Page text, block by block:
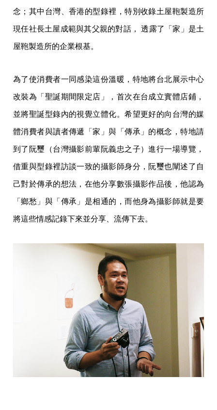
念；其中台灣、香港的型錄裡，特別收錄土屋鞄製造所
現任社長土屋成範與其父親的對話， 透露了「家」是土
屋鞄製造所的企業根基。
為了使消費者一同感染這份溫暖，特地將台北展示中心
改裝為「聖誕期間限定店」，首次在台成立實體店鋪，
並將聖誕型錄內的視覺立體化。希望更好的向台灣的媒
體消費者與讀者傳遞「家」與「傳承」的概念，特地請
到了阮璽（台灣攝影前輩阮義忠之子）進行一場導覽，
借重與型錄裡訪談一致的攝影師身分，阮璽也闡述了自
己對於傳承的想法，在他分享數張攝影作品後，他認為
「鄉愁」與「傳承」是相通的，而他身為攝影師就是要
將這些情感記錄下來並分享、流傳下去。